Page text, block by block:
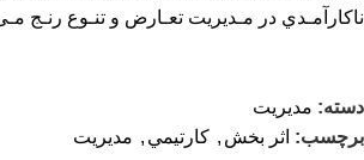
ﻧﺎﻛﺎرآﻣـﺪي در ﻣـﺪﻳﺮﻳﺖ ﺗﻌـﺎرض و ﺗﻨـﻮع رﻧـﺞ
دسته: مديريت
برچسب: اثر بخش , كارتيمي , مديريت